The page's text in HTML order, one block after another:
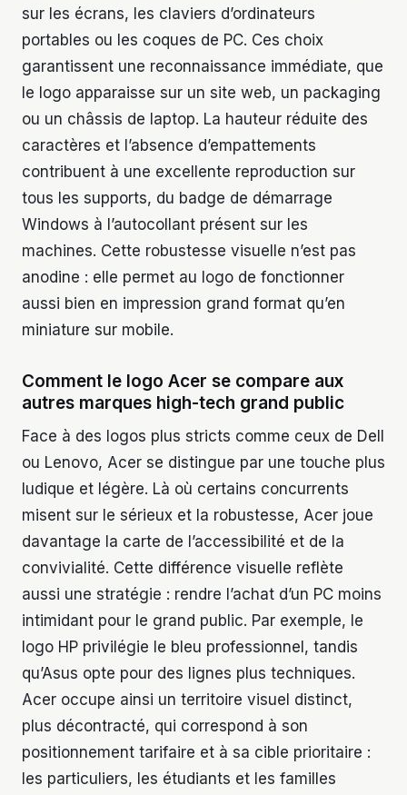
sur les écrans, les claviers d’ordinateurs
portables ou les coques de PC. Ces choix
garantissent une reconnaissance immédiate, que
le logo apparaisse sur un site web, un packaging
ou un châssis de laptop. La hauteur réduite des
caractères et l’absence d’empattements
contribuent à une excellente reproduction sur
tous les supports, du badge de démarrage
Windows à l’autocollant présent sur les
machines. Cette robustesse visuelle n’est pas
anodine : elle permet au logo de fonctionner
aussi bien en impression grand format qu’en
miniature sur mobile.
Comment le logo Acer se compare aux
autres marques high-tech grand public
Face à des logos plus stricts comme ceux de Dell
ou Lenovo, Acer se distingue par une touche plus
ludique et légère. Là où certains concurrents
misent sur le sérieux et la robustesse, Acer joue
davantage la carte de l’accessibilité et de la
convivialité. Cette différence visuelle reflète
aussi une stratégie : rendre l’achat d’un PC moins
intimidant pour le grand public. Par exemple, le
logo HP privilégie le bleu professionnel, tandis
qu’Asus opte pour des lignes plus techniques.
Acer occupe ainsi un territoire visuel distinct,
plus décontracté, qui correspond à son
positionnement tarifaire et à sa cible prioritaire :
les particuliers, les étudiants et les familles